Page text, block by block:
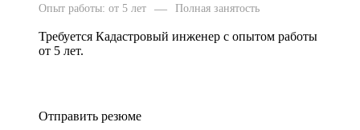
Опыт работы: от 5 лет — Полная занятость
Требуется Кадастровый инженер с опытом работы
от 5 лет.
Отправить резюме